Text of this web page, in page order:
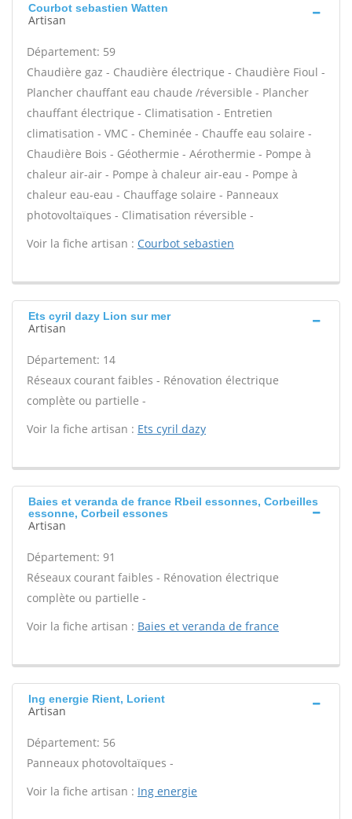
Courbot sebastien Watten
Artisan
Département: 59
Chaudière gaz - Chaudière électrique - Chaudière Fioul -
Plancher chauffant eau chaude /réversible - Plancher
chauffant électrique - Climatisation - Entretien
climatisation - VMC - Cheminée - Chauffe eau solaire -
Chaudière Bois - Géothermie - Aérothermie - Pompe à
chaleur air-air - Pompe à chaleur air-eau - Pompe à
chaleur eau-eau - Chauffage solaire - Panneaux
photovoltaïques - Climatisation réversible -
Voir la fiche artisan : Courbot sebastien
Ets cyril dazy Lion sur mer
Artisan
Département: 14
Réseaux courant faibles - Rénovation électrique
complète ou partielle -
Voir la fiche artisan : Ets cyril dazy
Baies et veranda de france Rbeil essonnes, Corbeilles
essonne, Corbeil essones
Artisan
Département: 91
Réseaux courant faibles - Rénovation électrique
complète ou partielle -
Voir la fiche artisan : Baies et veranda de france
Ing energie Rient, Lorient
Artisan
Département: 56
Panneaux photovoltaïques -
Voir la fiche artisan : Ing energie